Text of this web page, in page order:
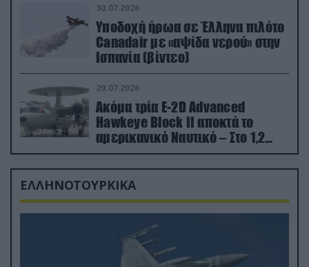
30.07.2026
Υποδοχή ήρωα σε Έλληνα πιλότο
Canadair με «αψίδα νερού» στην
Ισπανία (βίντεο)
29.07.2026
Ακόμα τρία E-2D Advanced
Hawkeye Block II αποκτά το
αμερικανικό Ναυτικό – Στο 1,2
δισ.δολάρια το κόστος
ΕΛΛΗΝΟΤΟΥΡΚΙΚΑ